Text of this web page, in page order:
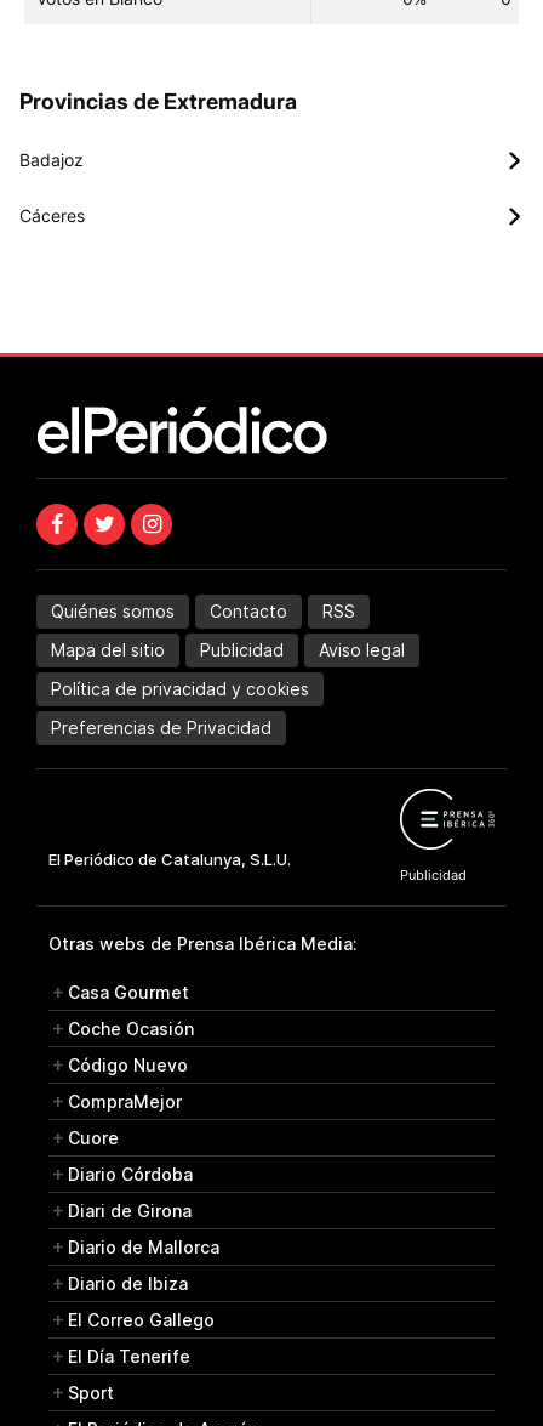
Provincias de Extremadura
Badajoz
Cáceres
Quiénes somos Contacto
RSS
Mapa del sitio
Publicidad
Aviso legal
Política de privacidad y cookies
Preferencias de Privacidad
Otras webs de Prensa Ibérica Media:
Casa Gourmet
Coche Ocasión
Código Nuevo
CompraMejor
Cuore
Diario Córdoba
Diari de Girona
Diario de Mallorca
Diario de Ibiza
El Correo Gallego
El Día Tenerife
Sport